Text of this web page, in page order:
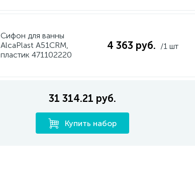
Сифон для ванны
AlcaPlast A51CRM,
пластик 471102220
4 363 руб. /1 шт
31 314.21 руб.
Купить набор